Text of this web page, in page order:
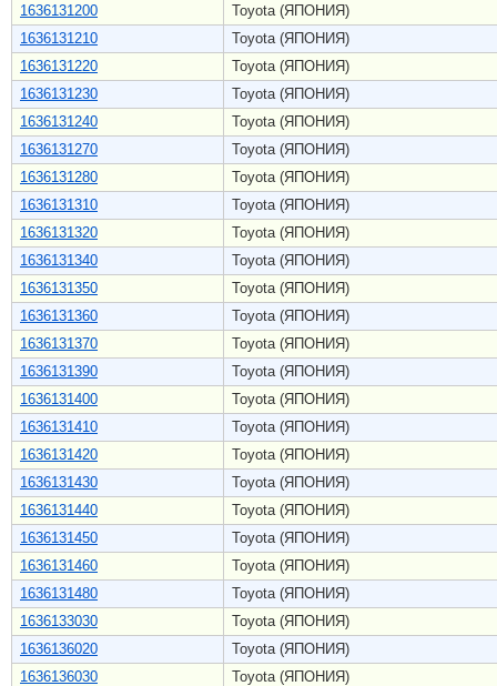
1636131200
Toyota (ЯПОНИЯ)
1636131210
Toyota (ЯПОНИЯ)
1636131220
Toyota (ЯПОНИЯ)
1636131230
Toyota (ЯПОНИЯ)
1636131240
Toyota (ЯПОНИЯ)
1636131270
Toyota (ЯПОНИЯ)
1636131280
Toyota (ЯПОНИЯ)
1636131310
Toyota (ЯПОНИЯ)
1636131320
Toyota (ЯПОНИЯ)
1636131340
Toyota (ЯПОНИЯ)
1636131350
Toyota (ЯПОНИЯ)
1636131360
Toyota (ЯПОНИЯ)
1636131370
Toyota (ЯПОНИЯ)
1636131390
Toyota (ЯПОНИЯ)
1636131400
Toyota (ЯПОНИЯ)
1636131410
Toyota (ЯПОНИЯ)
1636131420
Toyota (ЯПОНИЯ)
1636131430
Toyota (ЯПОНИЯ)
1636131440
Toyota (ЯПОНИЯ)
1636131450
Toyota (ЯПОНИЯ)
1636131460
Toyota (ЯПОНИЯ)
1636131480
Toyota (ЯПОНИЯ)
1636133030
Toyota (ЯПОНИЯ)
1636136020
Toyota (ЯПОНИЯ)
1636136030
Toyota (ЯПОНИЯ)